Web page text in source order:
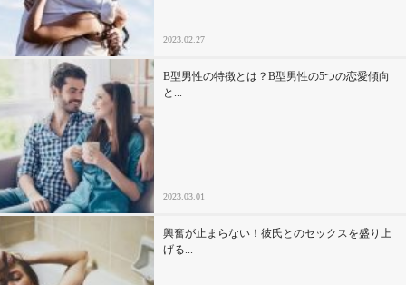
不倫・だめ男
心の処方箋
カルチャー・トレンド・芸能
驚き
2023.02.27
B型男性の特徴とは？B型男性の5つの恋愛傾向
と...
2023.03.01
興奮が止まらない！彼氏とのセックスを盛り上
げる...